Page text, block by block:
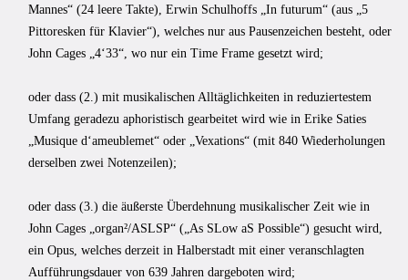
Mannes“ (24 leere Takte), Erwin Schulhoffs „In futurum“ (aus „5
Pittoresken für Klavier“), welches nur aus Pausenzei­chen besteht, oder
John Cages „4‘33“, wo nur ein Time Frame gesetzt wird;
oder dass (2.) mit musikalischen Alltäglichkeiten in reduziertestem
Umfang geradezu aphoristisch gearbeitet wird wie in Erike Saties
„Musique d‘ameublemet“ oder „Vexations“ (mit 840 Wiederholungen
derselben zwei Notenzeilen);
oder dass (3.) die äußerste Überdehnung musikalischer Zeit wie in
John Cages „organ²/ASLSP“ („As SLow aS Possible“) gesucht wird,
ein Opus, welches derzeit in Halberstadt mit einer veranschlagten
Aufführungsdauer von 639 Jahren dargeboten wird;